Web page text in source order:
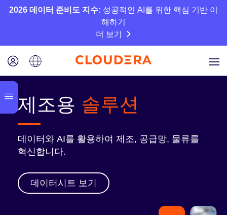
2026 데이터 준비도 지수: 성공적인 AI를 위한 핵심 기반 이
해하기
더 보기
제조용 솔루션
데이터와 AI를 활용하여 제조, 공급망, 물류를
혁신합니다.
데이터시트 보기